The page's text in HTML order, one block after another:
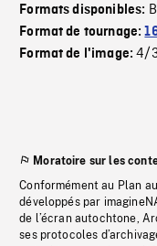
Formats disponibles:
Format de tournage:
Format de l'image:4/
Moratoire sur les
Conformément au Plan
développés par
de l’écran autochtone,
ses protocoles